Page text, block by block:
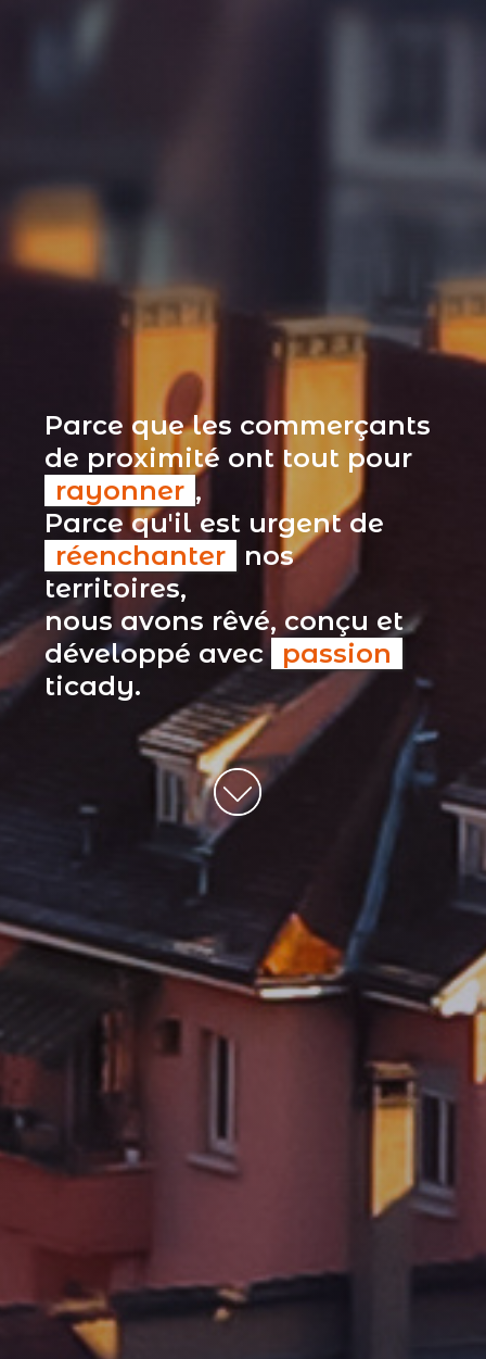
Parce que les commerçants
de proximité ont tout pour
rayonner ,
Parce qu'il est urgent de
réenchanter
nos
territoires,
nous avons rêvé, conçu et
développé avec passion
ticady.